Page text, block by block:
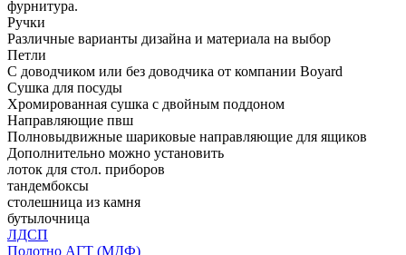
фурнитура.
Ручки
Различные варианты дизайна и материала на выбор
Петли
С доводчиком или без доводчика от компании Boyard
Сушка для посуды
Хромированная сушка с двойным поддоном
Направляющие пвш
Полновыдвижные шариковые направляющие для ящиков
Дополнительно можно установить
лоток для стол. приборов
тандембоксы
столешница из камня
бутылочница
ЛДСП
Полотно АГТ (МДФ)